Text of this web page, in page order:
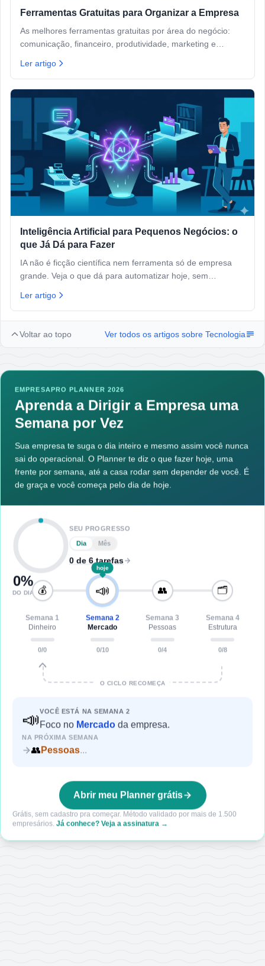
Ferramentas Gratuitas para Organizar a Empresa
As melhores ferramentas gratuitas por área do negócio:
comunicação, financeiro, produtividade, marketing e
Ler artigo
Inteligência Artificial para Pequenos Negócios: o
que Já Dá para Fazer
IA não é ficção científica nem ferramenta só de empresa
grande. Veja o que dá para automatizar hoje, sem
Ler artigo
Voltar ao topo Ver todos os artigos sobre Tecnologia
EMPRESAPRO PLANNER 2026
Aprenda a Dirigir a Empresa uma
Semana por Vez
Sua empresa te suga o dia inteiro e mesmo assim você nunca
sai do operacional. O Planner te diz o que fazer hoje, uma
frente por semana, até a casa rodar sem depender de você. É
de graça e você começa pelo dia de hoje.
0%
DO DIA
SEU PROGRESSO
Dia Mês
0 de 6 tarefas
O CICLO RECOMEÇA
hoje
💰
Semana 1
Dinheiro
0/0
📣
Semana 2
Mercado
0/10
👥
Semana3
Pessoas
0/4
🗂️
Semana 4
Estrutura
0/8
📣VOCÊ ESTÁ NA SEMANA2
Foco no Mercado da empresa.
NA PRÓXIMA SEMANA
👥Pessoas...
Grátis, sem cadastro pra começar. Método validado por mais de 1.500
empresários. Já conhece? Veja a assinatura →
Abrir meu Planner grátis